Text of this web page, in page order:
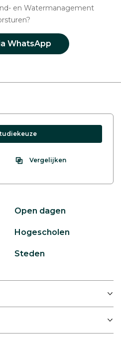
en Watermanagement
WhatsApp
Vergelijken
Open dagen
Hogescholen
Steden